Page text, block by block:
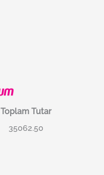
Toplam Tutar
35062.50